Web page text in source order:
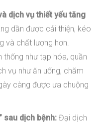
dịch vụ thiết yếu tăng
dần được cải thiện, kéo
và chất lượng hơn.
như tạp hóa, quần
vụ như ăn uống, chăm
càng được ưa chuộng
sau dịch bệnh:Đại dịch